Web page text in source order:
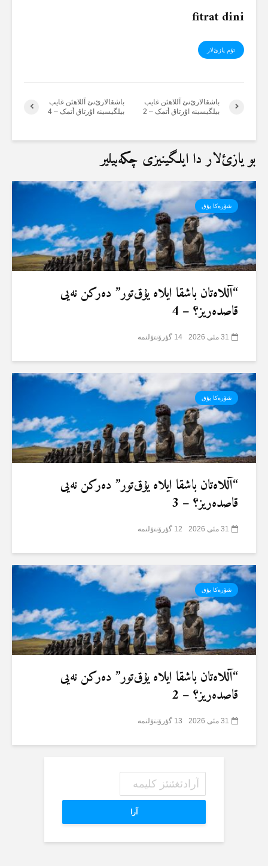
fitrat dini
تۆم یازئ‌لار
باشقالارئ‌نئ آللاهئن غایب
بیلگیسینە اۇرتاق أتمک – 4
باشقالارئ‌نئ آللاهئن غایب
بیلگیسینە اۇرتاق أتمک – 2
بو یازئ‌لار دا ایلگینیزی چکەبیلیر
شۆرەکا یۇق
“آللاەتان باشقا ایلاە یۇق‌تور” دەرکن نەیی
قاصدەریز؟ – 4
31 مئی 2026 14 گؤرۆنتۆلنمە
شۆرەکا یۇق
“آللاەتان باشقا ایلاە یۇق‌تور” دەرکن نەیی
قاصدەریز؟ – 3
31 مئی 2026 12 گؤرۆنتۆلنمە
شۆرەکا یۇق
“آللاەتان باشقا ایلاە یۇق‌تور” دەرکن نەیی
قاصدەریز؟ – 2
31 مئی 2026 13 گؤرۆنتۆلنمە
آرا